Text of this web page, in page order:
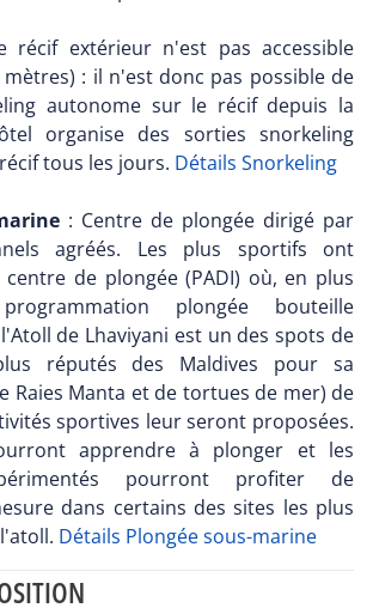
récif extérieur n'est pas accessible
: il n'est donc pas possible de
autonome sur le récif depuis la
organise des sorties snorkeling
tous les jours. Détails Snorkeling
: Centre de plongée dirigé par
agréés. Les plus sportifs ont
centre de plongée (PADI) où, en plus
plongée bouteille
de Lhaviyani est un des spots de
réputés des Maldives pour sa
Raies Manta et de tortues de mer) de
sportives leur seront proposées.
apprendre à plonger et les
pourront profiter de
dans certains des sites les plus
Détails Plongée sous-marine